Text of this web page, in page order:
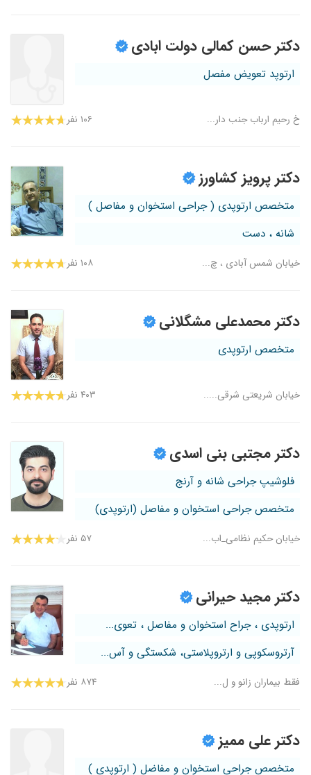
دکتر حسن کمالی دولت ابادی
ارتوپد تعویض مفصل
خ رحیم ارباب جنب دار... ۱۰۶ نفر
دکتر پرویز کشاورز
متخصص ارتوپدی ( جراحی استخوان و مفاصل )
شانه ، دست
خیابان شمس آبادی ، چ... ۱۰۸ نفر
دکتر محمدعلی مشگلانی
متخصص ارتوپدی
خیابان شریعتی شرقی..... ۴۰۳ نفر
دکتر مجتبی بنی اسدی
فلوشیپ جراحی شانه و آرنج
متخصص جراحی استخوان و مفاصل (ارتوپدی)
خیابان حکیم نظامی_اب... ۵۷ نفر
دکتر مجید حیرانی
ارتوپدی ، جراح استخوان و مفاصل ، تعوی...
آرتروسکوپی و ارتروپلاستی، شکستگی و آس...
فقط بیماران زانو و ل... ۸۷۴ نفر
دکتر علی ممیز
متخصص جراحی استخوان و مفاضل ( ارتوپدی )